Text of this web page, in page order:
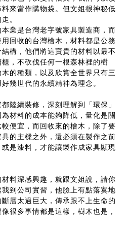
來當作購物袋。但文姐很神秘低
。
業是台灣老字號家具製造商，而
回收的台灣檜木，材料都是公務
構，他們將這寶貴的材料以最不
，不砍伐任何一根森林裡的樹
的種類，以及欣賞全世界只有三
幾世代的永續精神為理念。
陸續裝修，深刻理解到「環保」
材料的成本能夠降低，量化是關
便宜，而回收來的檜木，除了要
的主樑之外，還必須在製作之前
是漆料，才能讓製作成家具顯現
料深感興趣，就跟文姐說，請你
到公司實習，他臉上有點落寞地
層太過巨大，傳承跟不上生命的
很多事情都是這樣，樹木也是，